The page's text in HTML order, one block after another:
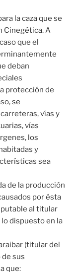
la caza que se
Cinegética. A
que el
deban
protección de
se
vías y
vías
los
y
sea
de la producción
por ésta
al titular
dispuesto en la
(titular del
sus
que: